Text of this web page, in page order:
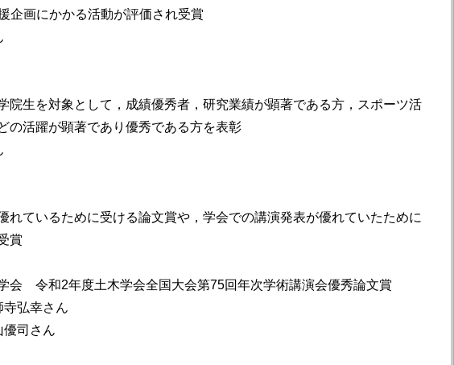
企画にかかる活動が評価され受賞
院生を対象として，成績優秀者，研究業績が顕著である方，スポーツ活
の活躍が顕著であり優秀である方を表彰
れているために受ける論文賞や，学会での講演発表が優れていたために
賞
会 令和2年度土木学会全国大会第75回年次学術講演会優秀論文賞
弘幸さん
司さん